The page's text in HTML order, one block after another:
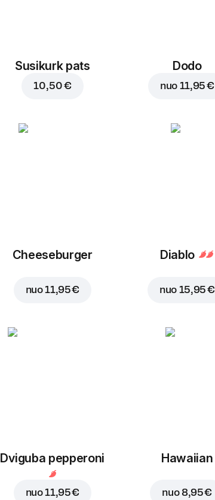
Susikurk pats
10,50 €
Dodo
nuo 11,95 €
Cheeseburger
nuo11,95 €
Diablo
nuo 15,95 €
Dviguba pepperoni
nuo11,95 €
Hawaiian
nuo 8,95 €